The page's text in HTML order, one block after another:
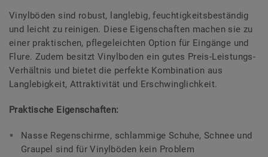
Vinylböden sind robust, langlebig, feuchtigkeitsbeständig
und leicht zu reinigen. Diese Eigenschaften machen sie zu
einer praktischen, pflegeleichten Option für Eingänge und
Flure. Zudem besitzt Vinylboden ein gutes Preis-Leistungs-
Verhältnis und bietet die perfekte Kombination aus
Langlebigkeit, Attraktivität und Erschwinglichkeit.
Praktische Eigenschaften:
Nasse Regenschirme, schlammige Schuhe, Schnee und
Graupel sind für Vinylböden kein Problem